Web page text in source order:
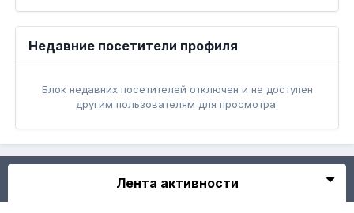
Недавние посетители профиля
Блок недавних посетителей отключен и не доступен
другим пользователям для просмотра.
Лента активности